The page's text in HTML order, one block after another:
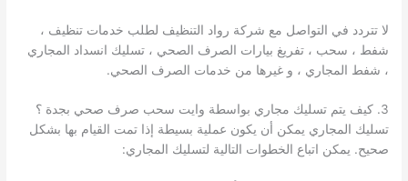
لا تتردد في التواصل مع شركة رواد التنظيف لطلب خدمات تنظيف ،
شفط ، سحب ، تفريغ بيارات الصرف الصحي ، تسليك انسداد المجاري
، شفط المجاري ، و غيرها من خدمات الصرف الصحي.
3. كيف يتم تسليك مجاري بواسطة وايت سحب صرف صحي بجدة ؟
تسليك المجاري يمكن أن يكون عملية بسيطة إذا تمت القيام بها بشكل
صحيح. يمكن اتباع الخطوات التالية لتسليك المجاري: